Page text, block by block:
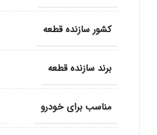
کشور سازنده قطعه
برند سازنده قطعه
مناسب برای خودرو